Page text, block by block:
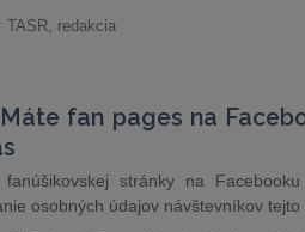
TASR, redakcia
Máte fan pages na
fanúšikovskej stránky na
osobných údajov návštevníkov tejto